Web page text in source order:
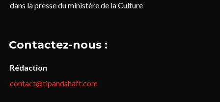
dans la presse du ministère de la Culture
Contactez-nous :
Rédaction
contact@tipandshaft.com